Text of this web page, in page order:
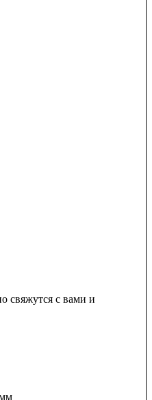
свяжутся с вами и